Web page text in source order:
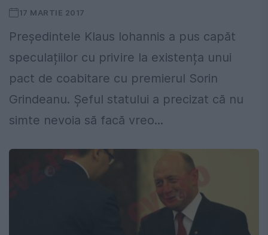
17 MARTIE 2017
Președintele Klaus Iohannis a pus capăt
speculațiilor cu privire la existența unui
pact de coabitare cu premierul Sorin
Grindeanu. Șeful statului a precizat că nu
simte nevoia să facă vreo...